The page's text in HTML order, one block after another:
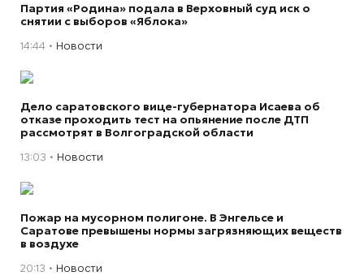
Партия «Родина» подала в Верховный суд иск о
снятии с выборов «Яблока»
14:44 Новости
Дело саратовского вице-губернатора Исаева об
отказе проходить тест на опьянение после ДТП
рассмотрят в Волгоградской области
13:03 Новости
Пожар на мусорном полигоне. В Энгельсе и
Саратове превышены нормы загрязняющих веществ
в воздухе
20:13 Новости